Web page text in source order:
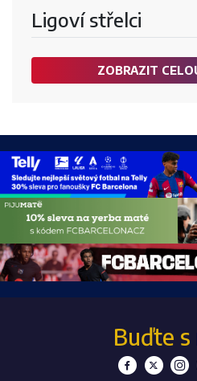
Ligoví střelci
ZOBRAZIT
Buďte